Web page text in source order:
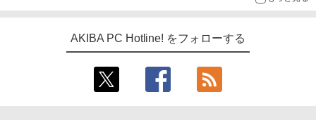
AKIBA PC Hotline! をフォローする